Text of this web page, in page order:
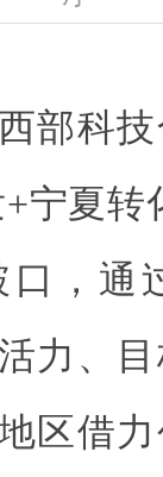
科技
宁夏转
口，通
力、
区借